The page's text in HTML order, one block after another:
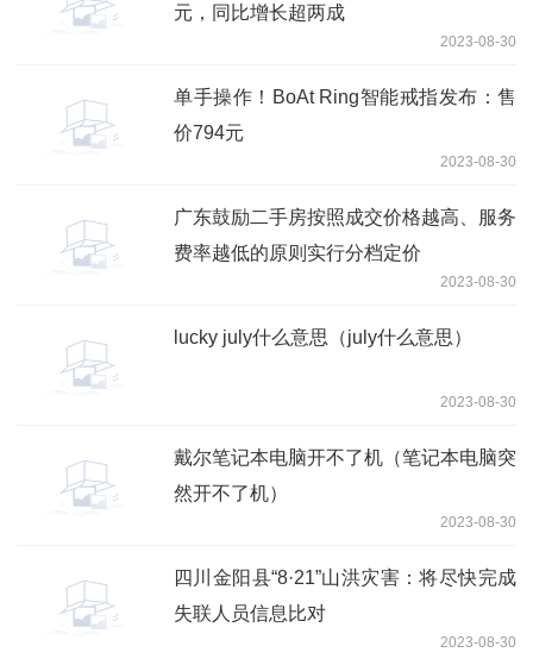
元，同比增长超两成
2023-08-30
单手操作！BoAt Ring智能戒指发布：售
价794元
2023-08-30
广东鼓励二手房按照成交价格越高、服务
费率越低的原则实行分档定价
2023-08-30
lucky july什么意思（july什么意思）
2023-08-30
戴尔笔记本电脑开不了机（笔记本电脑突
然开不了机）
2023-08-30
四川金阳县“8·21”山洪灾害：将尽快完成
失联人员信息比对
2023-08-30